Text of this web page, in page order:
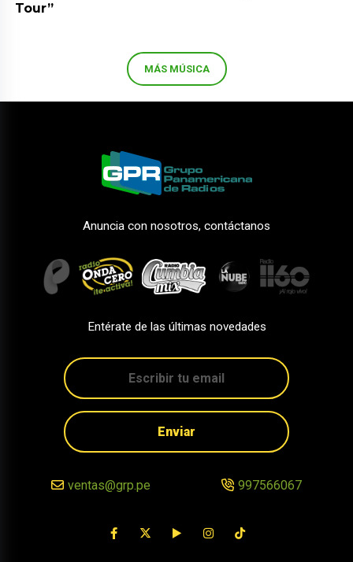
Tour”
MÁS MÚSICA
Anuncia con nosotros, contáctanos
Entérate de las últimas novedades
Enviar
ventas@grp.pe 997566067